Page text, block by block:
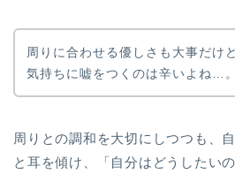
周りに合わせる優しさも大事だけ
気持ちに嘘をつくのは辛いよね…。
周りとの調和を大切にしつつも、
と耳を傾け、「自分はどうしたい